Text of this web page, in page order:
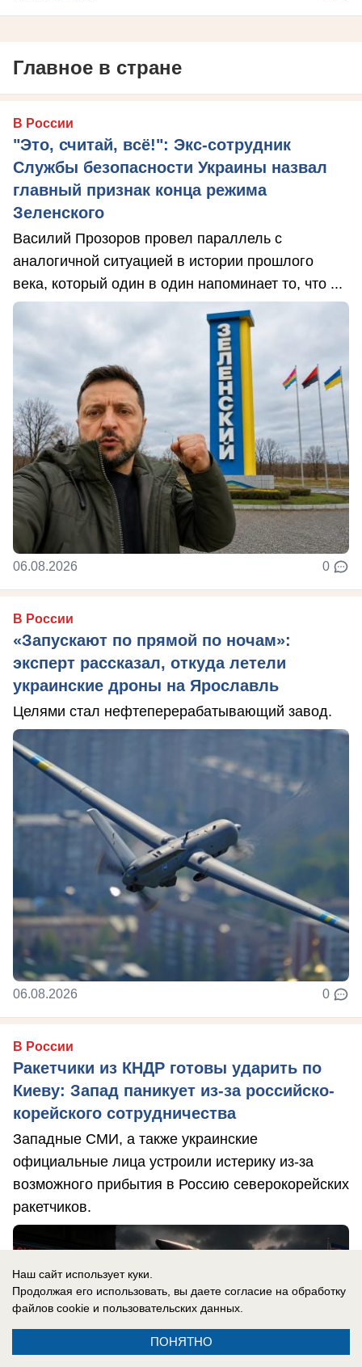
Главное в стране
В России
"Это, считай, всё!": Экс-сотрудник
Службы безопасности Украины назвал
главный признак конца режима
Зеленского
Василий Прозоров провел параллель с
аналогичной ситуацией в истории прошлого
века, который один в один напоминает то, что ...
06.08.2026 0
В России
«Запускают по прямой по ночам»:
эксперт рассказал, откуда летели
украинские дроны на Ярославль
Целями стал нефтеперерабатывающий завод.
06.08.2026 0
В России
Ракетчики из КНДР готовы ударить по
Киеву: Запад паникует из-за российско-
корейского сотрудничества
Западные СМИ, а также украинские
официальные лица устроили истерику из-за
возможного прибытия в Россию северокорейских
ракетчиков.
Наш сайт использует куки.
Продолжая его использовать, вы даете согласие на обработку
файлов cookie и пользовательских данных.
ПОНЯТНО